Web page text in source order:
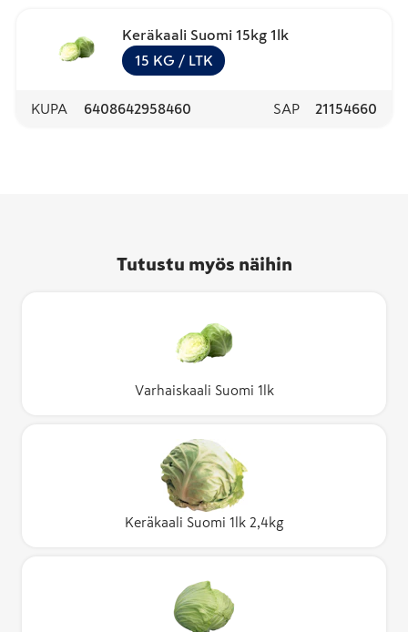
Keräkaali Suomi 15kg 1lk
15 KG / LTK
KUPA 6408642958460 SAP 21154660
Tutustu myös näihin
Varhaiskaali Suomi 1lk
Keräkaali Suomi 1lk 2,4kg